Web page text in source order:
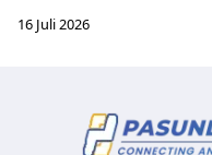
16 Juli 2026